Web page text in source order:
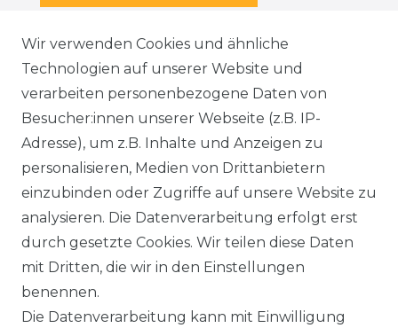
SERVICE
KONTAKT
WIDERRUFSFORMULAR
DATENSCHUTZERKLÄRUNG
NEWSLETTER & KATALOG
MÖBEL AUFBAUANLEITUNGEN
Wir verwenden Cookies und ähnliche
Technologien auf unserer Website und
verarbeiten personenbezogene Daten von
Besucher:innen unserer Webseite (z.B. IP-
Adresse), um z.B. Inhalte und Anzeigen zu
personalisieren, Medien von Drittanbietern
einzubinden oder Zugriffe auf unsere Website zu
analysieren. Die Datenverarbeitung erfolgt erst
durch gesetzte Cookies. Wir teilen diese Daten
mit Dritten, die wir in den Einstellungen
benennen.
Die Datenverarbeitung kann mit Einwilligung